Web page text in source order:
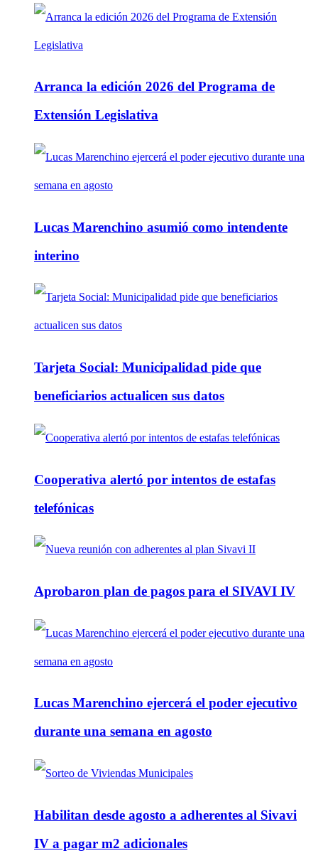
Arranca la edición 2026 del Programa de
Extensión Legislativa
Lucas Marenchino asumió como intendente
interino
Tarjeta Social: Municipalidad pide que
beneficiarios actualicen sus datos
Cooperativa alertó por intentos de estafas
telefónicas
Aprobaron plan de pagos para el SIVAVI IV
Lucas Marenchino ejercerá el poder ejecutivo
durante una semana en agosto
Habilitan desde agosto a adherentes al Sivavi
IV a pagar m2 adicionales